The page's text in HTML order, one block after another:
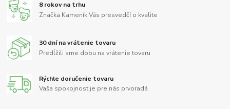
8 rokov na trhu
Značka Kameník Vás presvedčí o kvalite
30 dní na vrátenie tovaru
Predĺžili sme dobu na vrátenie tovaru
Rýchle doručenie tovaru
Vaša spokojnosť je pre nás prvoradá